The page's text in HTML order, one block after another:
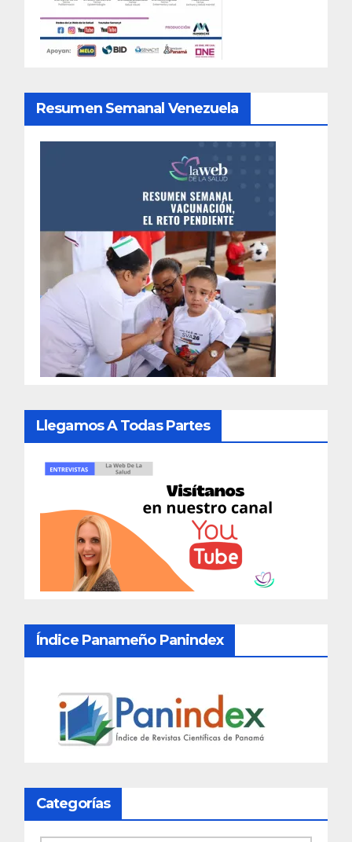
Resumen Semanal Venezuela
Llegamos A Todas Partes
Índice Panameño Panindex
Categorías